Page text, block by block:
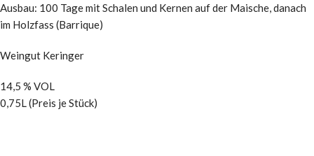
Ausbau: 100 Tage mit Schalen und Kernen auf der Maische, danach
im Holzfass (Barrique)
Weingut Keringer
14,5 % VOL
0,75L (Preis je Stück)